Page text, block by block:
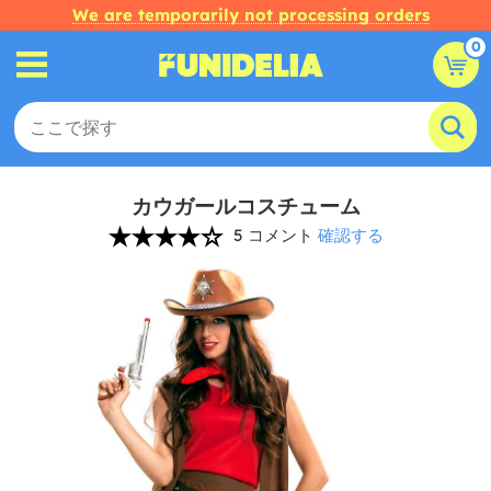
We are temporarily not processing orders
0
カウガールコスチューム
5 コメント 確認する